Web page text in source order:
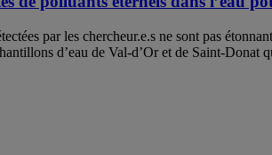
par les chercheur.e.s ne sont pas
d’eau de Val-d’Or et de Saint-Donat